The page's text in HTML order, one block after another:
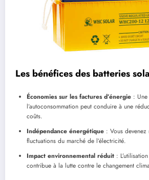
Les bénéfices des batteries
Économies sur les factures d’énergie :
l’autoconsommation peut conduire à une
coûts.
Indépendance énergétique : Vous
fluctuations du marché de l’électricité.
Impact environnemental réduit :
contribue à la lutte contre le changement